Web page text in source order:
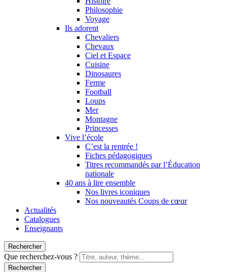
Philosophie
Voyage
Ils adorent
Chevaliers
Chevaux
Ciel et Espace
Cuisine
Dinosaures
Ferme
Football
Loups
Mer
Montagne
Princesses
Vive l’école
C’est la rentrée !
Fiches pédagogiques
Titres recommandés par l’Éducation
nationale
40 ans à lire ensemble
Nos livres iconiques
Nos nouveautés Coups de cœur
Actualités
Catalogues
Enseignants
Rechercher
Que recherchez-vous ?
Rechercher